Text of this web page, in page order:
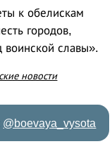
к обелискам
городов,
воинской славы».
новости
@boevaya_vysota